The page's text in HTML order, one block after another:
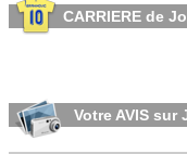
CARRIERE de
Votre AVIS sur